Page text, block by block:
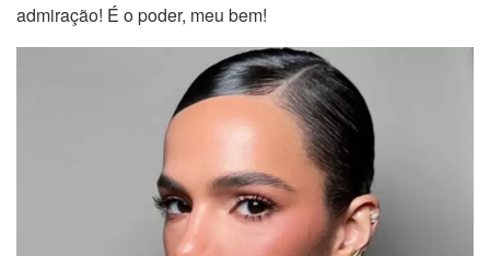
admiração! É o poder, meu bem!